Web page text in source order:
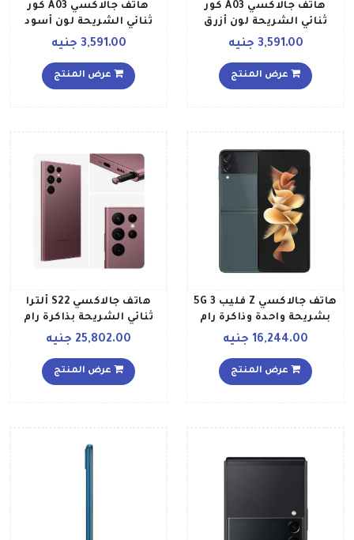
هاتف جالاكسي A03 كور
ثنائي الشريحة لون أزرق
بذاكرة رام سعة 2 جيجابايت
إصدار الشرق الأوسط
3,591.00 جنيه
عرض المنتج
هاتف جالاكسي A03 كور
ثنائي الشريحة لون أسود
بذاكرة رام سعة 2 جيجابايت
إصدار الشرق الأوسط
3,591.00 جنيه
عرض المنتج
هاتف جالاكسي Z فليب 3 5G
بشريحة واحدة وذاكرة رام
سعة 8 جيجابايت وذاكرة
لون أخضر إصدار عالمي
16,244.00 جنيه
عرض المنتج
هاتف جالاكسي S22 ألترا
ثنائي الشريحة بذاكرة رام
سعة 12 جيجابايت وذاكرة
يدعم تقنية 5G بلون بورغندي
25,802.00 جنيه
عرض المنتج